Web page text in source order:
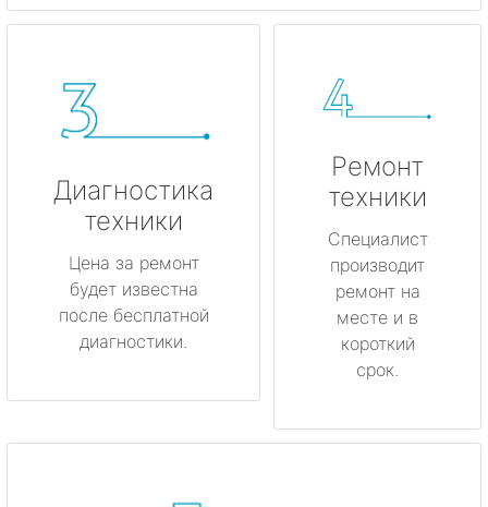
Диагностика
техники
Цена за ремонт
будет известна
после бесплатной
диагностики.
Ремонт
техники
Специалист
производит
ремонт на
месте и в
короткий
срок.